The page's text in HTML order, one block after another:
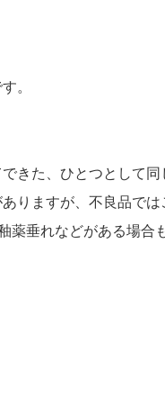
。
きた、ひとつとして
りますが、不良品では
垂れなどがある場合